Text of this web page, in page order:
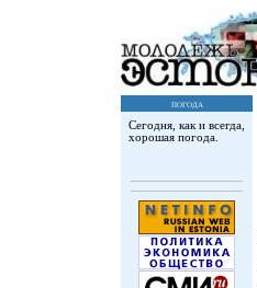
погода
Сегодня, как и всегда,
хорошая погода.